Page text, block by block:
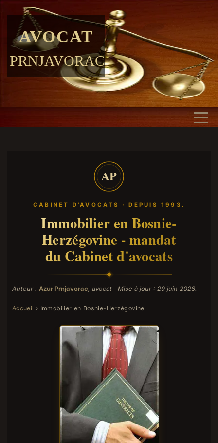
AVOCAT
PRNJAVORAC
AP
CABINET D'AVOCATS · DEPUIS 1993.
Immobilier en Bosnie-
Herzégovine - mandat
du Cabinet d'avocats
Auteur : Azur Prnjavorac, avocat · Mise à jour : 29 juin 2026.
Accueil › Immobilier en Bosnie-Herzégovine